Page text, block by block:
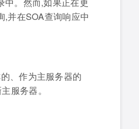
,并在SOA查询响应中
、作为主服务器的
服务器。